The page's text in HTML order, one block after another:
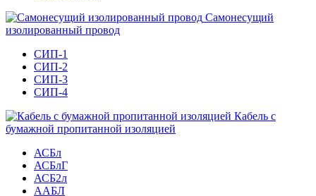
Самонесущий
изолированный провод
СИП-1
СИП-2
СИП-3
СИП-4
Кабель с
бумажной пропитанной изоляцией
АСБл
АСБлГ
АСБ2л
ААБЛ